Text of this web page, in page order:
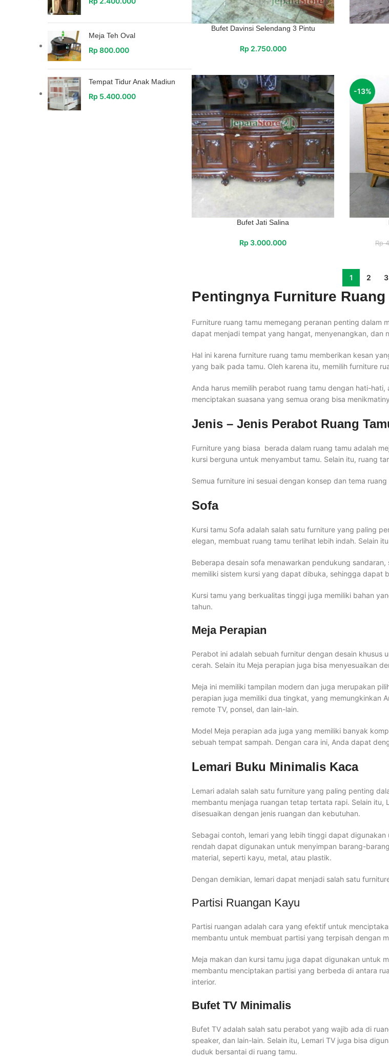
Meja Teh Oval
Rp 800.000
Tempat Tidur Anak Madiun
Rp 5.400.000
Bufet Davinsi Selendang 3 Pintu
Rp 2.750.000
Bufet Jati Salina
Rp 3.000.000
-13%
Rp
1 2 3
Pentingnya Furniture Ruang
Furniture ruang tamu memegang peranan penting dalam
dapat menjadi tempat yang hangat, menyenangkan, dan
Hal ini karena furniture ruang tamu memberikan kesan
yang baik pada tamu. Oleh karena itu, memilih furniture
Anda harus memilih perabot ruang tamu dengan hati-
menciptakan suasana yang semua orang bisa
Jenis – Jenis Perabot Ruang
Furniture yang biasa berada dalam ruang tamu adalah
kursi berguna untuk menyambut tamu. Selain itu, ruang
Semua furniture ini sesuai dengan konsep dan tema
Sofa
Kursi tamu Sofa adalah salah satu furniture yang paling
elegan, membuat ruang tamu terlihat lebih indah. Selain
Beberapa desain sofa menawarkan pendukung
memiliki sistem kursi yang dapat dibuka, sehingga dapat
Kursi tamu yang berkualitas tinggi juga memiliki bahan
tahun.
Meja Perapian
Perabot ini adalah sebuah furnitur dengan desain khusus
cerah. Selain itu Meja perapian juga bisa menyesuaikan
Meja ini memiliki tampilan modern dan juga merupakan
perapian juga memiliki dua tingkat, yang memungkinkan
remote TV, ponsel, dan lain-lain.
Model Meja perapian ada juga yang memiliki banyak
sebuah tempat sampah. Dengan cara ini, Anda dapat
Lemari Buku Minimalis Kaca
Lemari adalah salah satu furniture yang paling penting
membantu menjaga ruangan tetap tertata rapi. Selain
disesuaikan dengan jenis ruangan dan kebutuhan.
Sebagai contoh, lemari yang lebih tinggi dapat
rendah dapat digunakan untuk menyimpan barang-
material, seperti kayu, metal, atau plastik.
Dengan demikian, lemari dapat menjadi salah satu
Partisi Ruangan Kayu
Partisi ruangan adalah cara yang efektif untuk
membantu untuk membuat partisi yang terpisah dengan
Meja makan dan kursi tamu juga dapat digunakan untuk
membantu menciptakan partisi yang berbeda di antara
interior.
Bufet TV Minimalis
Bufet TV adalah salah satu perabot yang wajib ada di
speaker, dan lain-lain. Selain itu, Lemari TV juga bisa
duduk bersantai di ruang tamu.